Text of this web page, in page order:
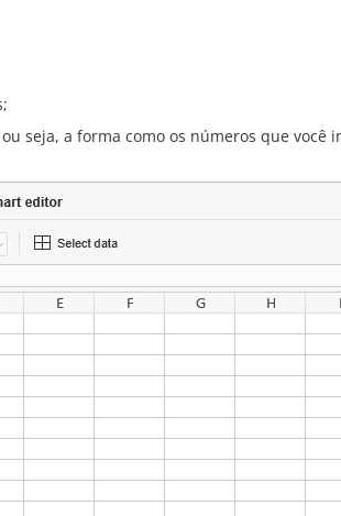
seja, a forma como os números que você